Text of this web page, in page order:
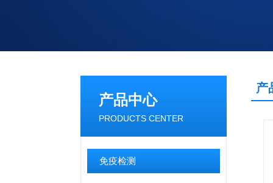
产品中心
PRODUCTS CENTER
免疫检测
产